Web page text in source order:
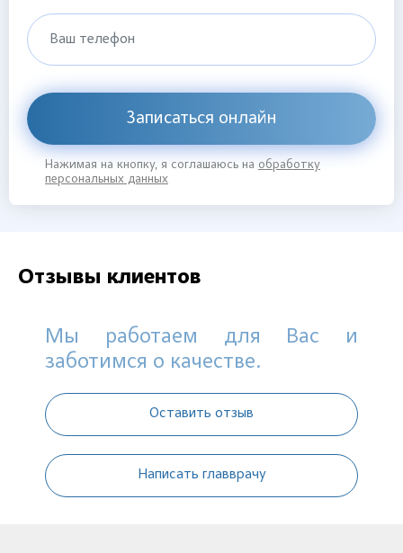
Ваш телефон
Записаться онлайн
Нажимая на кнопку, я соглашаюсь на обработку
персональных данных
Отзывы клиентов
Мы работаем для Вас и
заботимся о качестве.
Оставить отзыв
Написать главврачу